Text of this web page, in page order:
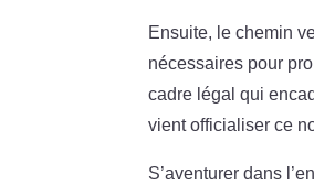
Ensuite, le chemin
nécessaires pour
cadre légal qui
vient officialiser ce
S’aventurer dans